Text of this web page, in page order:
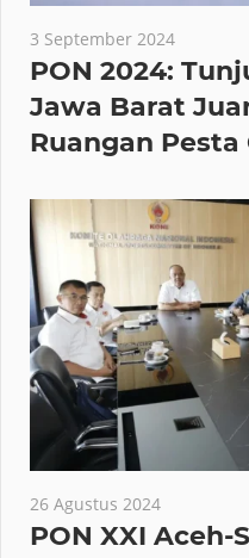
3 September 2024
PON 2024:
Jawa Barat
Ruangan Pesta
26 Agustus 2024
PON XXI